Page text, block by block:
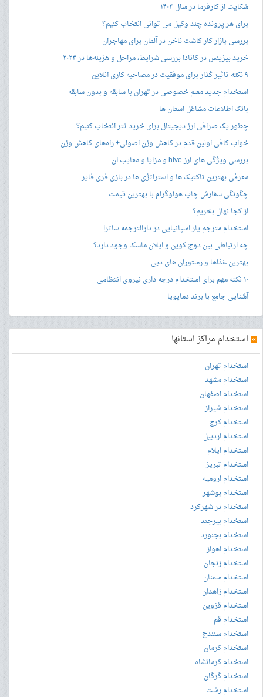
شکایت از کارفرما در سال ۱۴۰۳
برای هر پرونده چند وکیل می توانی انتخاب کنیم؟
بررسی بازار کار کاشت ناخن در آلمان برای مهاجران
خرید بیزینس در کانادا بررسی شرایط، مراحل و هزینه‌ها در ۲۰۲۴
۹ نکته تاثیر گذار برای موفقیت در مصاحبه کاری آنلاین
استخدام جدید معلم خصوصی در تهران با سابقه و بدون سابقه
بانک اطلاعات مشاغل استان ها
چطور یک صرافی ارز دیجیتال برای خرید تتر انتخاب کنیم؟
خواب کافی اولین قدم در کاهش وزن اصولی+ راه‌های کاهش وزن
بررسی ویژگی های ارز hive و مزایا و معایب آن
معرفی بهترین تاکتیک ها و استراتژی ها در بازی فری فایر
چگونگی سفارش چاپ هولوگرام با بهترین قیمت
از کجا نهال بخریم؟
استخدام مترجم یار اسپانیایی در دارالترجمه ساترا
چه ارتباطی بین دوج کوین و ایلان ماسک وجود دارد؟
بهترین غذاها و رستوران های دبی
۱۰ نکته مهم برای استخدام درجه داری نیروی انتظامی
آشنایی جامع با برند دماپویا
» استخدام مراکز استانها
استخدام تهران
استخدام مشهد
استخدام اصفهان
استخدام شیراز
استخدام کرج
استخدام اردبیل
استخدام ایلام
استخدام تبریز
استخدام ارومیه
استخدام بوشهر
استخدام در شهرکرد
استخدام بیرجند
استخدام بجنورد
استخدام اهواز
استخدام زنجان
استخدام سمنان
استخدام زاهدان
استخدام قزوین
استخدام قم
استخدام سنندج
استخدام کرمان
استخدام کرمانشاه
استخدام گرگان
استخدام رشت